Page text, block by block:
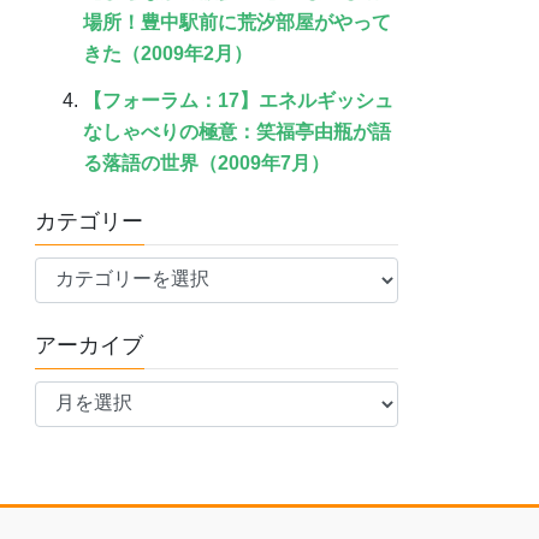
場所！豊中駅前に荒汐部屋がやって
きた（2009年2月）
【フォーラム：17】エネルギッシュ
なしゃべりの極意：笑福亭由瓶が語
る落語の世界（2009年7月）
カテゴリー
テ
リ
ー
アーカイブ
ア